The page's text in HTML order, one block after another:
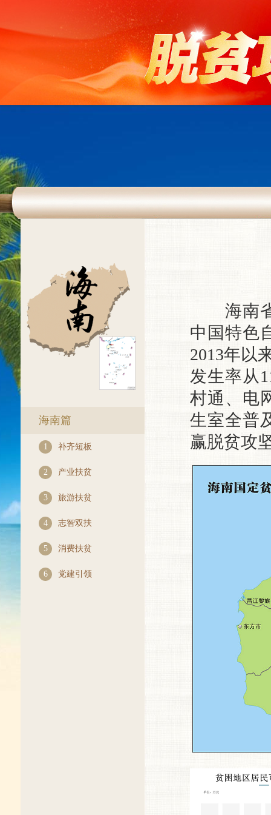
海南篇
1 补齐短板
2 产业扶贫
3 旅游扶贫
4 志智双扶
5 消费扶贫
6 党建引领
海南省
中国特色
2013年以
发生率从
村通、电
生室全普
赢脱贫攻